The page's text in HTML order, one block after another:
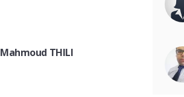
Mahmoud THILI